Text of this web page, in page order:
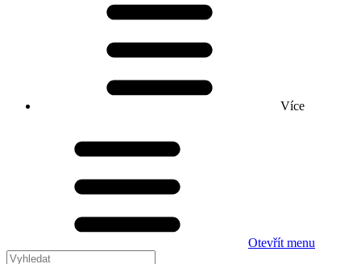
Více
Otevřít menu